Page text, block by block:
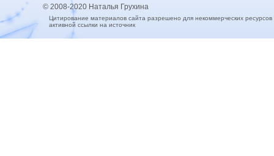
© 2008-2020 Наталья Грухина
Цитирование материалов сайта разрешено для некоммерческих
активной ссылки на источник